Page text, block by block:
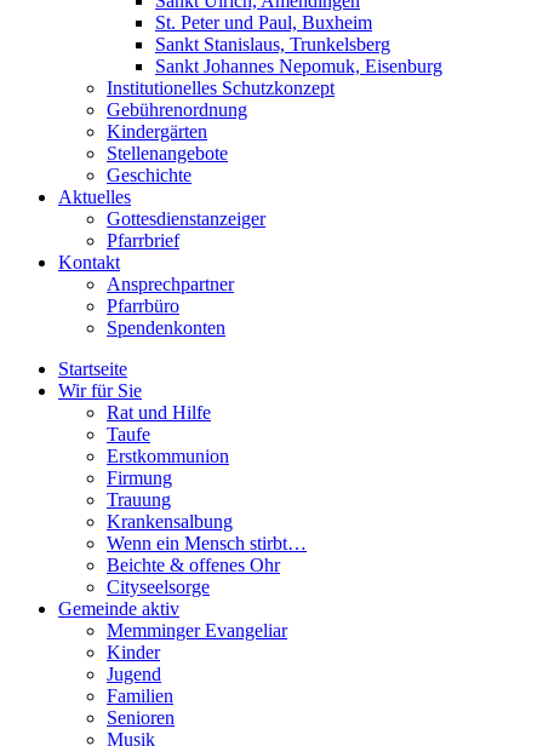
St. Peter und Paul, Buxheim
Sankt Stanislaus, Trunkelsberg
Sankt Johannes Nepomuk, Eisenburg
Institutionelles Schutzkonzept
Gebührenordnung
Kindergärten
Stellenangebote
Geschichte
Aktuelles
Gottesdienstanzeiger
Pfarrbrief
Kontakt
Ansprechpartner
Pfarrbüro
Spendenkonten
Startseite
Wir für Sie
Rat und Hilfe
Taufe
Erstkommunion
Firmung
Trauung
Krankensalbung
Wenn ein Mensch stirbt…
Beichte & offenes Ohr
Cityseelsorge
Gemeinde aktiv
Memminger Evangeliar
Kinder
Jugend
Familien
Senioren
Musik